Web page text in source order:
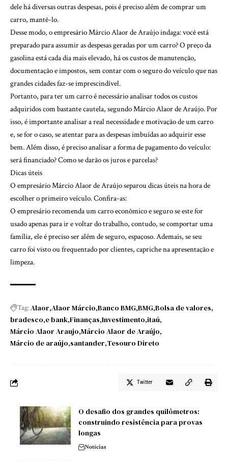
dele há diversas outras despesas, pois é preciso além de comprar um
carro, mantê-lo.
Desse modo, o empresário Márcio Alaor de Araújo indaga: você está
preparado para assumir as despesas geradas por um carro? O preço da
gasolina está cada dia mais elevado, há os custos de manutenção,
documentação e impostos, sem contar com o seguro do veículo que nas
grandes cidades faz-se imprescindível.
Portanto, para ter um carro é necessário analisar todos os custos
adquiridos com bastante cautela, segundo Márcio Alaor de Araújo. Por
isso, é importante analisar a real necessidade e motivação de um carro
e, se for o caso, se atentar para as despesas imbuídas ao adquirir esse
bem. Além disso, é preciso analisar a forma de pagamento do veículo:
será financiado? Como se darão os juros e parcelas?
Dicas úteis
O empresário Márcio Alaor de Araújo separou dicas úteis na hora de
escolher o primeiro veículo. Confira-as:
O empresário recomenda um carro econômico e seguro se este for
usado apenas para ir e voltar do trabalho, contudo, se comportar uma
família, ele é preciso ser além de seguro, espaçoso. Ademais, se seu
carro foi visto ou frequentado por clientes, capriche na apresentação e
limpeza.
Tag:Alaor Alaor Márcio Banco BMG BMG Bolsa de valores
bradesco e bank Finanças Investimento itaú
Márcio Alaor Araujo Márcio Alaor de Araújo
Márcio de araújo santander Tesouro Direto
Twitter
O desafio dos grandes quilômetros:
construindo resistência para provas
longas
Notícias